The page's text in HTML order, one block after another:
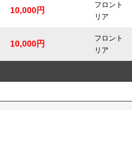
10,000円
フロント
リア
10,000円
フロント
リア